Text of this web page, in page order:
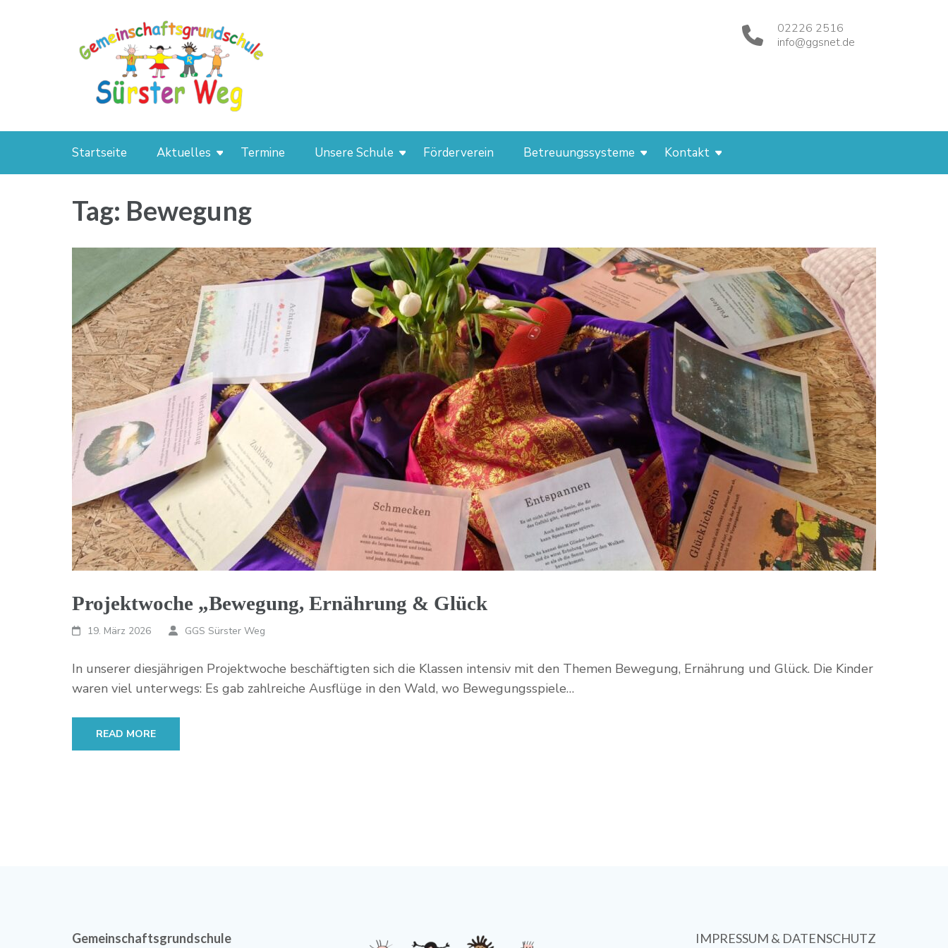
GGS Sürster Weg
02226 2516
info@ggsnet.de
Startseite Aktuelles Termine Unsere Schule Förderverein Betreuungssysteme Kontakt
Tag: Bewegung
Projektwoche „Bewegung, Ernährung & Glück
19. März 2026 GGS Sürster Weg
In unserer diesjährigen Projektwoche beschäftigten sich die Klassen intensiv mit den Themen Bewegung, Ernährung und Glück. Die Kinder
waren viel unterwegs: Es gab zahlreiche Ausflüge in den Wald, wo Bewegungsspiele…
READ MORE
Gemeinschaftsgrundschule IMPRESSUM & DATENSCHUTZ